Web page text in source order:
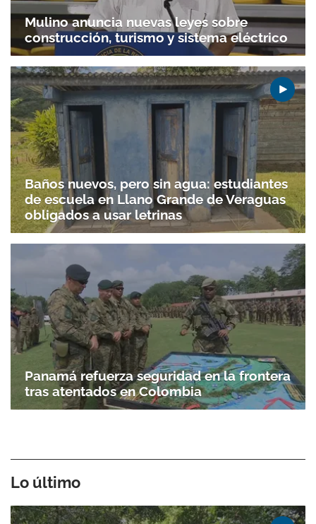
Mulino anuncia nuevas leyes sobre
construcción, turismo y sistema eléctrico
Baños nuevos, pero sin agua: estudiantes
de escuela en Llano Grande de Veraguas
obligados a usar letrinas
Panamá refuerza seguridad en la frontera
tras atentados en Colombia
Lo último